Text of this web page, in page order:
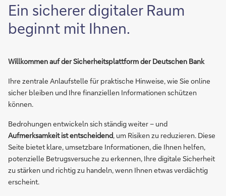
Ein sicherer digitaler Raum
beginnt mit Ihnen.
Willkommen auf der Sicherheitsplattform der Deutschen Bank
Ihre zentrale Anlaufstelle für praktische Hinweise, wie Sie online
sicher bleiben und Ihre finanziellen Informationen schützen
können.
Bedrohungen entwickeln sich ständig weiter – und
Aufmerksamkeit ist entscheidend, um Risiken zu reduzieren. Diese
Seite bietet klare, umsetzbare Informationen, die Ihnen helfen,
potenzielle Betrugsversuche zu erkennen, Ihre digitale Sicherheit
zu stärken und richtig zu handeln, wenn Ihnen etwas verdächtig
erscheint.